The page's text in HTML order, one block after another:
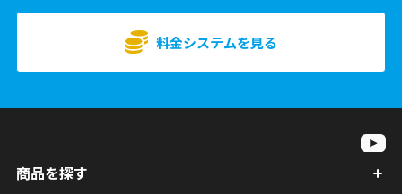
料金システムを見る
商品を探す